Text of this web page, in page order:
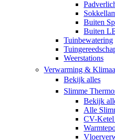
Buiten
Buiten
Tuinbewatering
Weerstations
Verwarming &
Bekijk alles
Slimme
Bekijk
Alle
CV-Ketel